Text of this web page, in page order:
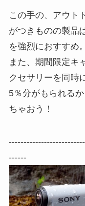
この手の、アウト
がつきものの製品
を強烈におすすめ。
また、期間限定キ
クセサリーを同時
5％分がもられる
ちゃおう！
------